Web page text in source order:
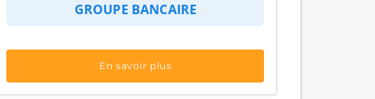
GROUPE BANCAIRE
En savoir plus